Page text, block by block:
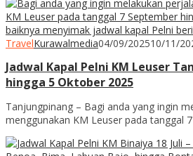
TravelKurawalmedia04/09/202510/11/
Jadwal Kapal Pelni KM Leuser
hingga 5 Oktober 2025
Tanjungpinang – Bagi anda yang ingin
menggunakan KM Leuser pada tanggal